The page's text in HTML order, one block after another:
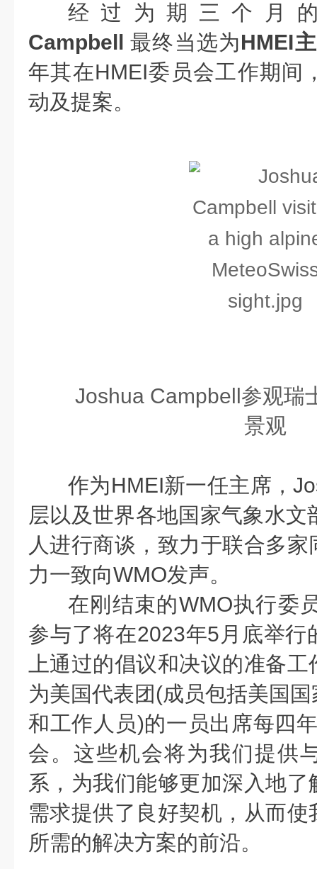
经过为期三个月
Campbell最终当选为HMEI
年其在HMEI委员会工作期间
动及提案。
Joshua Campbell参观瑞
景观
作为HMEI新一任主席，
层以及世界各地国家气象水文
人进行商谈，致力于联合多
力一致向WMO发声。
在刚结束的WMO执行委
参与了将在2023年5月底举行
上通过的倡议和决议的准备
为美国代表团(成员包括美国
和工作人员)的一员出席每四
会。这些机会将为我们提供
系，为我们能够更加深入地
需求提供了良好契机，从而
所需的解决方案的前沿。